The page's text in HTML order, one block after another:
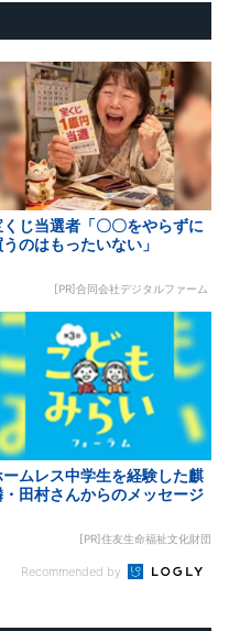
くじ当選者「〇〇をやらずに
うのはもったいない」
[PR]合同会社デジタルファーム
ームレス中学生を経験した麒
・田村さんからのメッセージ
[PR]住友生命福祉文化財団
Recommended by